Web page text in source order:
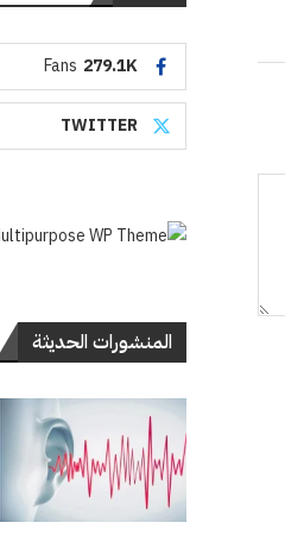
279.1K
Fans
TWITTER
المنشورات الحديثة